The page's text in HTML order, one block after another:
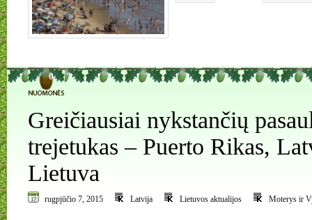
0
Greičiausiai nykstančių
trejetukas – Puerto Rikas,
Lietuva
rugpjūčio 7, 2015 Latvija Lietuvos aktualijos Moterys ir